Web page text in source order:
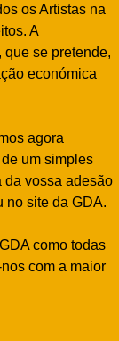
os Artistas na
A
se pretende,
económica
agora
um simples
da vossa adesão
no site da GDA.
como todas
com a maior